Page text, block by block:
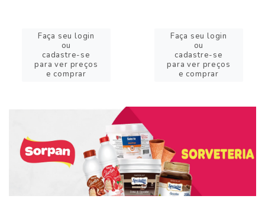
Faça seu login
ou
cadastre-se
para ver preços
e comprar
Faça seu login
ou
cadastre-se
para ver preços
e comprar